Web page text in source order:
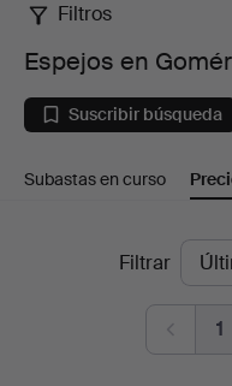
Espejos
en
Gomér
Andersson
Linköping
Filtros
Espejos en
Suscribir búsqueda
Subastas en curso
Filtrar
1